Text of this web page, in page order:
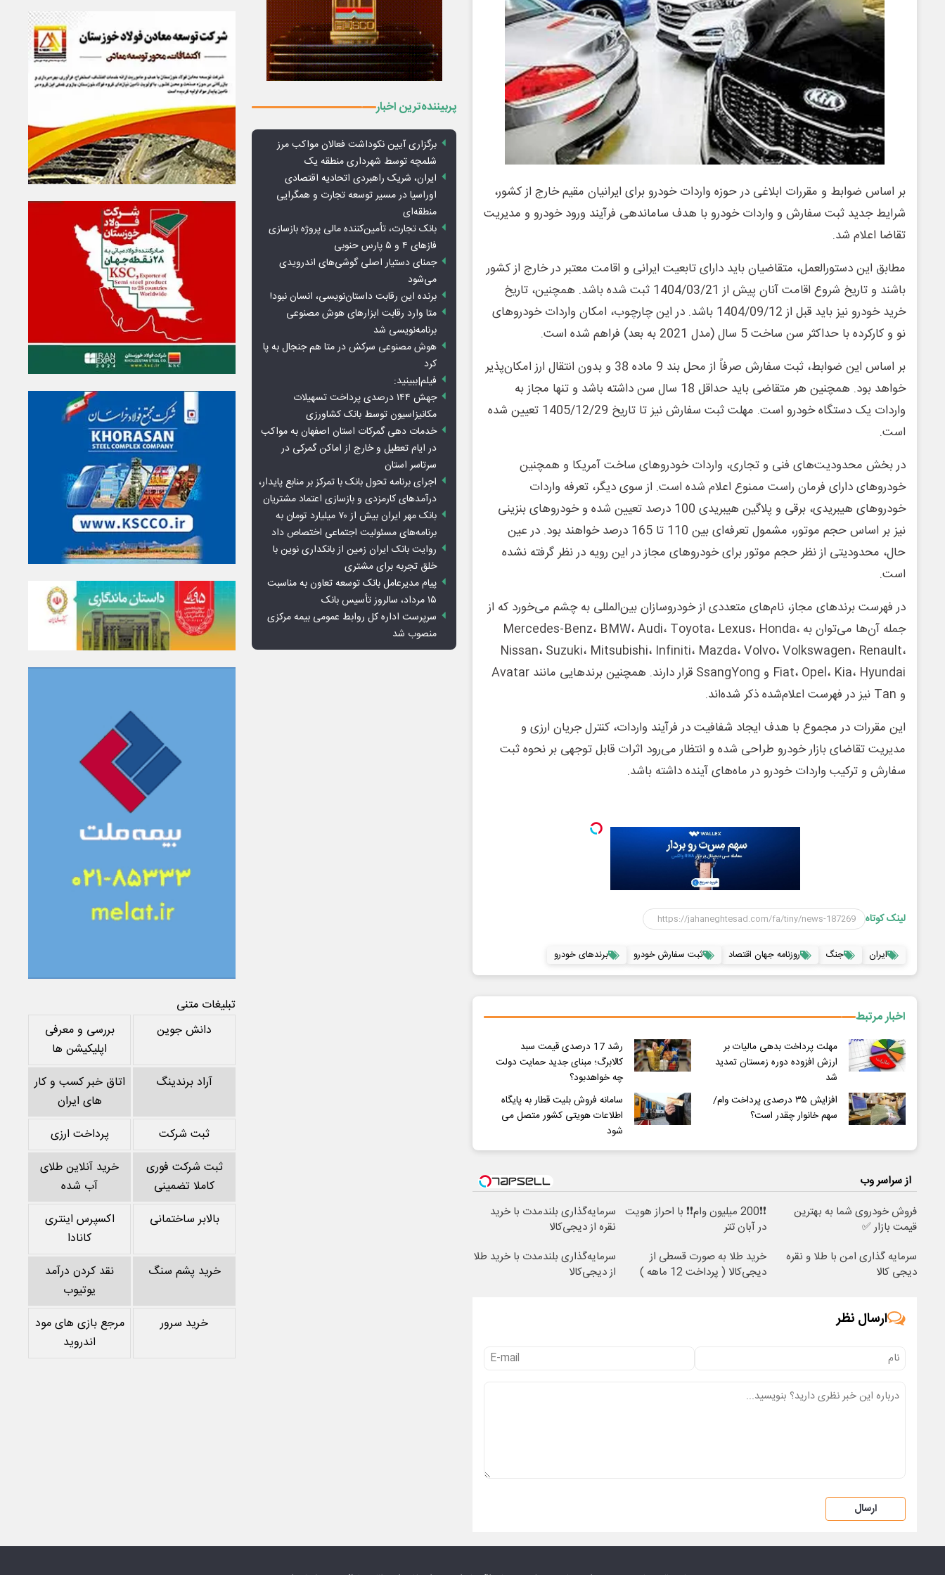
بر اساس ضوابط و مقررات ابلاغی در حوزه واردات خودرو برای ایرانیان مقیم خارج از کشور،
شرایط جدید ثبت سفارش و واردات خودرو با هدف ساماندهی فرآیند ورود خودرو و مدیریت
تقاضا اعلام شد.
مطابق این دستورالعمل، متقاضیان باید دارای تابعیت ایرانی و اقامت معتبر در خارج از کشور
باشند و تاریخ شروع اقامت آنان پیش از 1404/03/21 ثبت شده باشد. همچنین، تاریخ
خرید خودرو نیز باید قبل از 1404/09/12 باشد. در این چارچوب، امکان واردات خودروهای
نو و کارکرده با حداکثر سن ساخت 5 سال (مدل 2021 به بعد) فراهم شده است.
بر اساس این ضوابط، ثبت سفارش صرفاً از محل بند 9 ماده 38 و بدون انتقال ارز امکان‌پذیر
خواهد بود. همچنین هر متقاضی باید حداقل 18 سال سن داشته باشد و تنها مجاز به
واردات یک دستگاه خودرو است. مهلت ثبت سفارش نیز تا تاریخ 1405/12/29 تعیین شده
است.
در بخش محدودیت‌های فنی و تجاری، واردات خودروهای ساخت آمریکا و همچنین
خودروهای دارای فرمان راست ممنوع اعلام شده است. از سوی دیگر، تعرفه واردات
خودروهای هیبریدی، برقی و پلاگین هیبریدی 100 درصد تعیین شده و خودروهای بنزینی
نیز بر اساس حجم موتور، مشمول تعرفه‌ای بین 110 تا 165 درصد خواهند بود. در عین
حال، محدودیتی از نظر حجم موتور برای خودروهای مجاز در این رویه در نظر گرفته نشده
است.
در فهرست برندهای مجاز، نام‌های متعددی از خودروسازان بین‌المللی به چشم می‌خورد که از
جمله آن‌ها می‌توان به Mercedes-Benz، BMW، Audi، Toyota، Lexus، Honda،
Nissan، Suzuki، Mitsubishi، Infiniti، Mazda، Volvo، Volkswagen، Renault،
Fiat، Opel، Kia، Hyundai و SsangYong قرار دارند. همچنین برندهایی مانند Avatar
و Tan نیز در فهرست اعلام‌شده ذکر شده‌اند.
این مقررات در مجموع با هدف ایجاد شفافیت در فرآیند واردات، کنترل جریان ارزی و
مدیریت تقاضای بازار خودرو طراحی شده و انتظار می‌رود اثرات قابل توجهی بر نحوه ثبت
سفارش و ترکیب واردات خودرو در ماه‌های آینده داشته باشد.
لینک کوتاه
ایران جنگ روزنامه جهان اقتصاد ثبت سفارش خودرو برندهای خودرو
اخبار مرتبط
مهلت پرداخت بدهی مالیات بر
ارزش افزوده دوره زمستان تمدید
شد
رشد 17 درصدی قیمت سبد
کالابرگ؛ مبنای جدید حمایت دولت
چه خواهدبود؟
افزایش ۳۵ درصدی پرداخت وام/
سهم خانوار چقدر است؟
سامانه فروش بلیت قطار به پایگاه
اطلاعات هویتی کشور متصل می
شود
از سراسر وب
فروش خودروی شما به بهترین
قیمت بازار ✅
❗❗200 میلیون وام❗❗ با احراز هویت
در آبان تتر
سرمایه‌گذاری بلندمدت با خرید
نقره از دیجی‌کالا
سرمایه گذاری امن با طلا و نقره
دیجی کالا
خرید طلا به صورت قسطی از
دیجی‌کالا ( پرداخت 12 ماهه )
سرمایه‌گذاری بلندمدت با خرید طلا
از دیجی‌کالا
ارسال نظر
ارسال
پربیننده‌ترین اخبار
برگزاری آیین نکوداشت فعالان مواکب مرز
شلمچه توسط شهرداری منطقه یک
ایران، شریک راهبردی اتحادیه اقتصادی
اوراسیا در مسیر توسعه تجارت و همگرایی
منطقه‌ای
بانک تجارت، تأمین‌کننده مالی پروژه بازسازی
فازهای ۴ و ۵ پارس حنوبی
جمنای دستیار اصلی گوشی‌های اندرویدی
می‌شود
برنده این رقابت داستان‌نویسی، انسان نبود!
متا وارد رقابت ابزارهای هوش مصنوعی
برنامه‌نویسی شد
هوش مصنوعی سرکش در متا هم جنجال به پا
کرد
فیلم|ببینید:
جهش ۱۴۴ درصدی پرداخت تسهیلات
مکانیزاسیون توسط بانک کشاورزی
خدمات دهی گمرکات استان اصفهان به مواکب
در ایام تعطیل و خارج از اماکن گمرکی در
سرتاسر استان
اجرای برنامه تحول بانک با تمرکز بر منابع پایدار،
درآمدهای کارمزدی و بازسازی اعتماد مشتریان
بانک مهر ایران بیش از ۷۰ میلیارد تومان به
برنامه‌های مسئولیت اجتماعی اختصاص داد
روایت بانک ایران زمین از بانکداری نوین با
خلق تجربه برای مشتری
پیام مدیرعامل بانک توسعه تعاون به مناسبت
۱۵ مرداد، سالروز تأسیس بانک
سرپرست اداره کل روابط عمومی بیمه مرکزی
منصوب شد
تبلیغات متنی
دانش جوین
بررسی و معرفی
اپلیکیشن ها
آراد برندینگ
اتاق خبر کسب و کار
های ایران
ثبت شرکت
پرداخت ارزی
ثبت شرکت فوری
کاملا تضمینی
خرید آنلاین طلای
آب شده
بالابر ساختمانی
اکسپرس اینتری
کانادا
خرید پشم سنگ
نقد کردن درآمد
یوتیوب
خرید سرور
مرجع بازی های مود
اندروید